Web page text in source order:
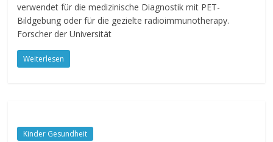
verwendet für die medizinische Diagnostik mit PET-
Bildgebung oder für die gezielte radioimmunotherapy.
Forscher der Universität
Weiterlesen
Kinder Gesundheit